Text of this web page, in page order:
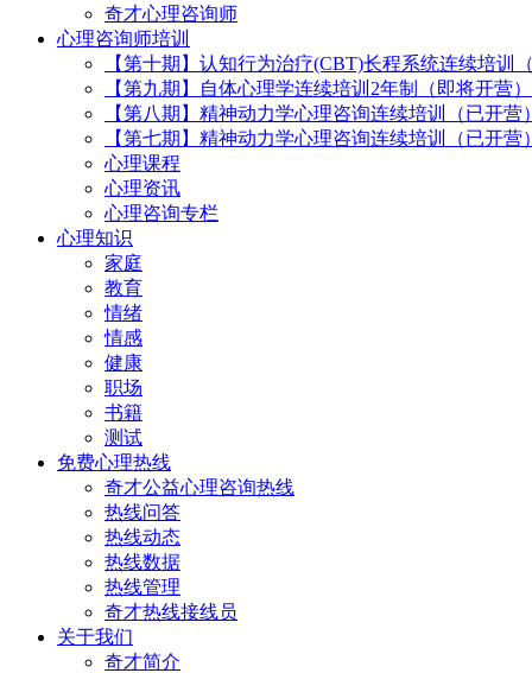
奇才心理咨询师
心理咨询师培训
【第十期】认知行为治疗(CBT)长程系统连续培训
【第九期】自体心理学连续培训2年制（即将开营）
【第八期】精神动力学心理咨询连续培训（已开营）
【第七期】精神动力学心理咨询连续培训（已开营）
心理课程
心理资讯
心理咨询专栏
心理知识
家庭
教育
情绪
情感
健康
职场
书籍
测试
免费心理热线
奇才公益心理咨询热线
热线问答
热线动态
热线数据
热线管理
奇才热线接线员
关于我们
奇才简介